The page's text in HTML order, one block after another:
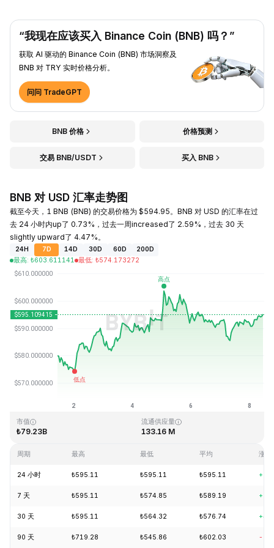
“我现在应该买入 Binance Coin (BNB) 吗？”
获取 AI 驱动的 Binance Coin (BNB) 市场洞察及
BNB 对 TRY 实时价格分析。
问问 TradeGPT
BNB 价格 价格预测
交易 BNB/USDT 买入 BNB
BNB 对 USD 汇率走势图
截至今天，1 BNB (BNB) 的交易价格为 $594.95。BNB 对 USD 的汇率在过
去 24 小时内up了 0.73%，过去一周increased了 2.59%，过去 30 天
slightly upward了 4.47%。
24H 7D 14D 30D 60D
200D
最高: ₺603.611141 最低: ₺574.173272
最近更新时间：2026-08-08 11:14 (GMT+0)
市值
₺79.23B
流通供应量
133.16 M
周期 最高 最低 平均 涨跌
24 小时 ₺595.11 ₺595.11 ₺595.11
7 天 ₺595.11 ₺574.85 ₺589.19
30 天 ₺595.11 ₺564.32 ₺576.74
90 天 ₺719.28 ₺545.86 ₺602.03 -